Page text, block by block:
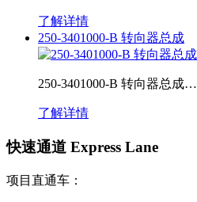
了解详情
250-3401000-B 转向器总成
250-3401000-B 转向器总成…
了解详情
快速通道 Express Lane
项目直通车：